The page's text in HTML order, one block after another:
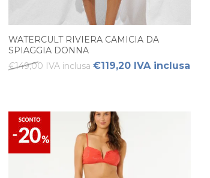
WATERCULT RIVIERA CAMICIA DA
SPIAGGIA DONNA
€149,00 IVA inclusa €119,20 IVA inclusa